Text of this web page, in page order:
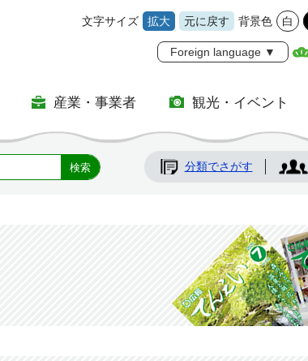
文字サイズ 拡大 元に戻す 背景色 白
Foreign language ▼
産業・事業者 観光・イベント
分類でさがす